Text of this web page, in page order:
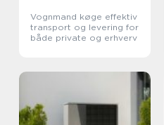
Vognmand køge effektiv
transport og levering for
både private og erhverv